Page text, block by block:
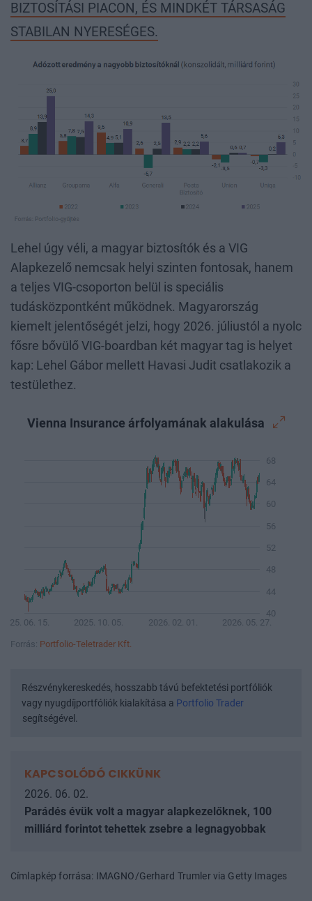
BIZTOSÍTÁSI PIACON, ÉS MINDKÉT TÁRSASÁG
STABILAN NYERESÉGES.
Lehel úgy véli, a magyar biztosítók és a VIG
Alapkezelő nemcsak helyi szinten fontosak, hanem
a teljes VIG-csoporton belül is speciális
tudásközpontként működnek. Magyarország
kiemelt jelentőségét jelzi, hogy 2026. júliustól a nyolc
fősre bővülő VIG-boardban két magyar tag is helyet
kap: Lehel Gábor mellett Havasi Judit csatlakozik a
testülethez.
Vienna Insurance árfolyamának alakulása
Forrás: Portfolio-Teletrader Kft.
2025. 06. 15. 2025. 10. 05. 2026. 02. 01. 2026. 05. 27.
40
44
48
52
56
60
64
68
Részvénykereskedés, hosszabb távú befektetési portfóliók
vagy nyugdíjportfóliók kialakítása a Portfolio Trader
segítségével.
KAPCSOLÓDÓ CIKKÜNK
2026. 06. 02.
Parádés évük volt a magyar alapkezelőknek, 100
milliárd forintot tehettek zsebre a legnagyobbak
Címlapkép forrása: IMAGNO/Gerhard Trumler via Getty Images